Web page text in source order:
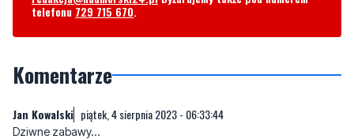
Komentarze
Dziwne zabawy...
Rusofob piątek, 4 sierpnia 2023 - 06:59:23